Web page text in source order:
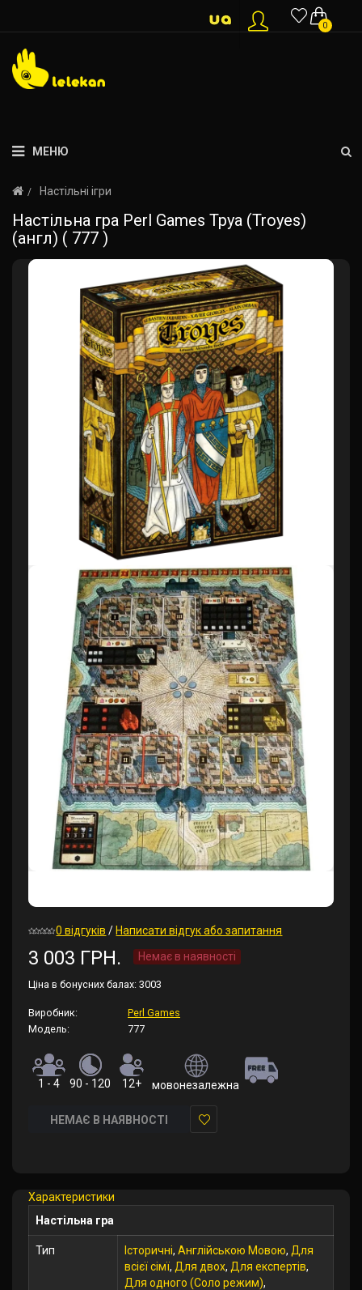
0
МЕНЮ
Настільні ігри
Настільна гра Perl Games Труа (Troyes)
(англ) ( 777 )
0 відгуків / Написати відгук або запитання
3 003 ГРН. Немає в наявності
Ціна в бонусних балах: 3003
Виробник:
Perl Games
Модель:
777
1 - 4 90 - 120 12+ мовонезалежна (правила
НЕМАЄ В НАЯВНОСТІ
Характеристики
Настільна гра
Тип Історичні, Англійською Мовою, Для
всієї сімї, Для двох, Для експертів,
Для одного (Соло режим),